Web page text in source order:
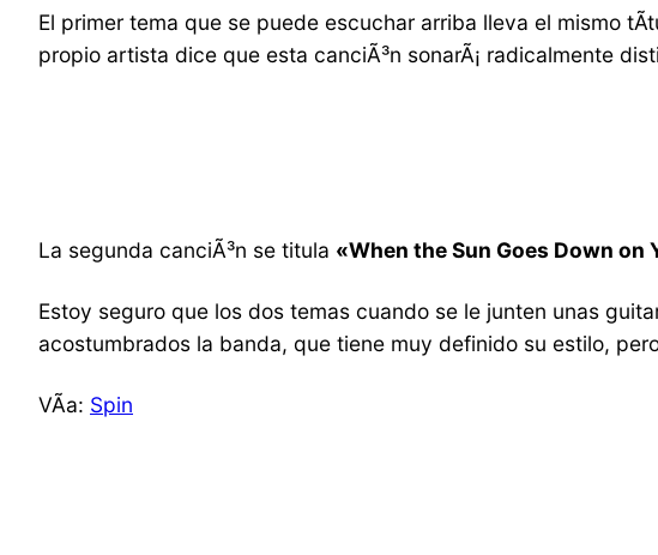
El primer tema que se puede escuchar arriba lleva el mismo
propio artista dice que esta canciÃ³n sonarÃ¡ radicalmente
La segunda canciÃ³n se titula «When the Sun Goes Down on
Estoy seguro que los dos temas cuando se le junten unas
acostumbrados la banda, que tiene muy definido su estilo,
VÃ­a: Spin